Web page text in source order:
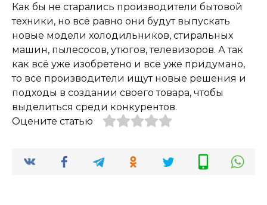
Как бы не старались производители бытовой
техники, но всё равно они будут выпускать
новые модели холодильников, стиральных
машин, пылесосов, утюгов, телевизоров. А так
как всё уже изобретено и все уже придумано,
то все производители ищут новые решения и
подходы в создании своего товара, чтобы
выделиться среди конкурентов.
Оцените статью